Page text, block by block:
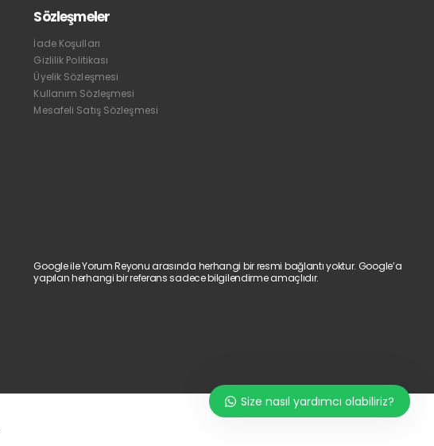
Sözleşmeler
İade Koşulları
Gizlilik Politikası
Üyelik Sözleşmesi
Kullanım Sözleşmesi
Mesafeli Satış Sözleşmesi
Google ile Yorum Reyonu arasında herhangi bir resmi bağlantı yoktur. Google’a
yapılan herhangi bir referans sadece bilgilendirme amaçlıdır.
Size nasıl yardımcı olabiliriz?